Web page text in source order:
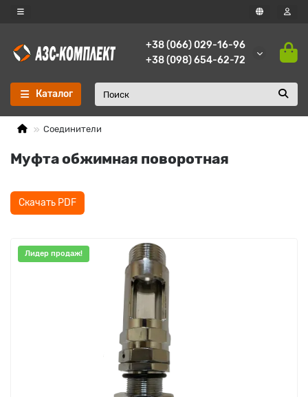
+38 (066) 029-16-96
+38 (098) 654-62-72
Каталог
Соединители
Муфта обжимная поворотная
Скачать PDF
Лидер продаж!